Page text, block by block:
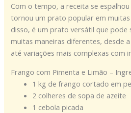
Com o tempo, a receita se
tornou um prato popular em muitas
disso, é um prato versátil que pode
muitas maneiras diferentes, desde
até variações mais complexas com
Frango com Pimenta e Limão –
1 kg de frango cortado em
2 colheres de sopa de azeite
1 cebola picada